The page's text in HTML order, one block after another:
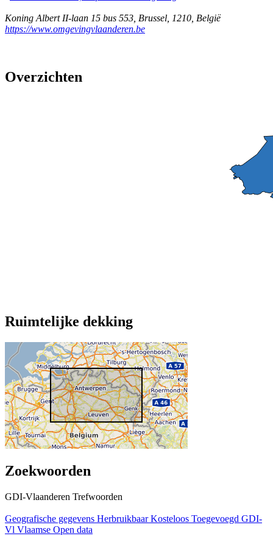
Koning Albert II-laan 15 bus 553 Brussel 1210 België
https://www.omgevingvlaanderen.be
Overzichten
Ruimtelijke dekking
Zoekwoorden
GDI-Vlaanderen Trefwoorden
Geografische gegevens Herbruikbaar Kosteloos Toegevoegd GDI-
Vl Vlaamse Open data